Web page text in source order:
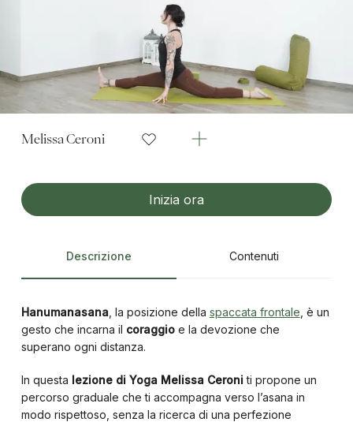
Melissa Ceroni
Inizia ora
Descrizione Contenuti
Hanumanasana , la posizione della spaccata frontale , è un
gesto che incarna il coraggioe la devozione che
superano ogni distanza.
In questa lezione di Yoga Melissa Ceroniti propone un
percorso graduale che ti accompagna verso l’asana in
modo rispettoso, senza la ricerca di una perfezione